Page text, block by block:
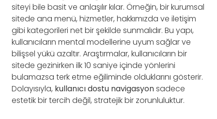
siteyi bile basit ve anlaşılır kılar. Örneğin, bir kurumsal
sitede ana menü, hizmetler, hakkımızda ve iletişim
gibi kategorileri net bir şekilde sunmalıdır. Bu yapı,
kullanıcıların mental modellerine uyum sağlar ve
bilişsel yükü azaltır. Araştırmalar, kullanıcıların bir
sitede gezinirken ilk 10 saniye içinde yönlerini
bulamazsa terk etme eğiliminde olduklarını gösterir.
Dolayısıyla, kullanıcı dostu navigasyonsadece
estetik bir tercih değil, stratejik bir zorunluluktur.